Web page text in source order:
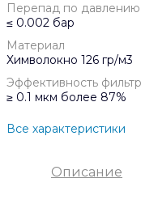
Перепад по давлению
≤ 0.002 бар
Материал
Химволокно 126 гр/м3
Эффективность
≥ 0.1 мкм более 87%
Все характеристики
Описание